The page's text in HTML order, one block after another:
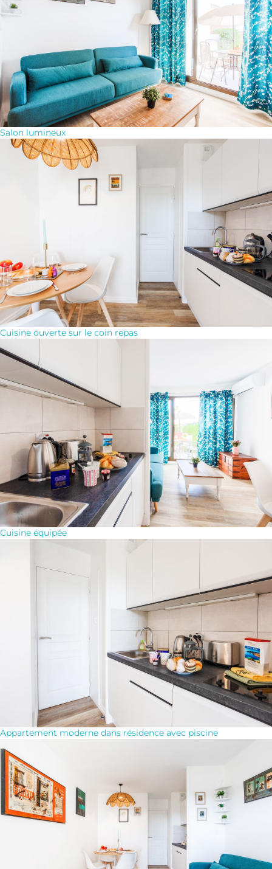
Salon lumineux
Cuisine ouverte sur le coin repas
Cuisine équipée
Appartement moderne dans résidence avec piscine